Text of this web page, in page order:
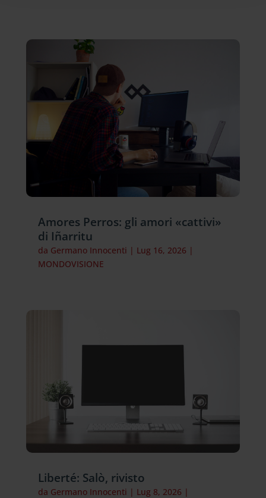
Amores Perros: gli amori «cattivi»
di Iñarritu
da Germano Innocenti | Lug 16, 2026 |
MONDOVISIONE
Liberté: Salò, rivisto
da Germano Innocenti | Lug 8, 2026 |